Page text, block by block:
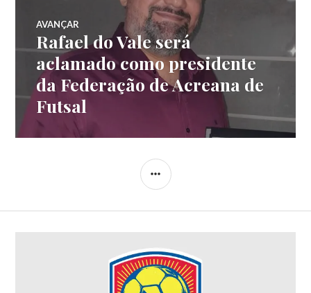
AVANÇAR
Rafael do Vale será
aclamado como presidente
da Federação de Acreana de
Futsal